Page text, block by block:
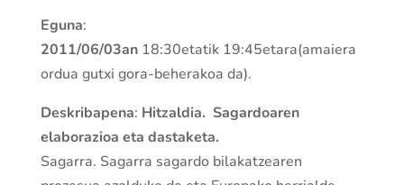
Eguna:
2011/06/03an 18:30etatik 19:45etara(amaiera
ordua gutxi gora-beherakoa da).
Deskribapena: Hitzaldia. Sagardoaren
elaborazioa eta dastaketa.
Sagarra. Sagarra sagardo bilakatzearen